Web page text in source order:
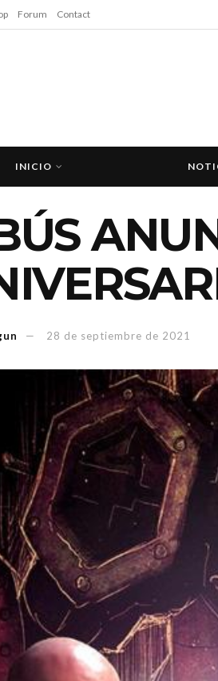
Forum Contact
INICIO
28 de septiembre de 2021